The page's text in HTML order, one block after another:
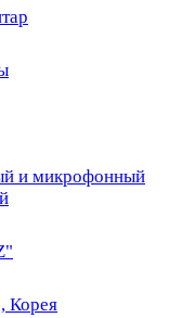
и микрофонный
Корея